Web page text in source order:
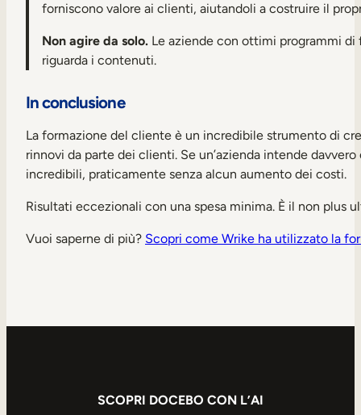
forniscono valore ai clienti, aiutandoli a costruire il
Non agire da solo. Le aziende con ottimi programmi
riguarda i contenuti.
In conclusione
La formazione del cliente è un incredibile strumento di
rinnovi da parte dei clienti. Se un’azienda intende
incredibili, praticamente senza alcun aumento dei costi.
Risultati eccezionali con una spesa minima. È il non plus
Vuoi saperne di più? Scopri come Wrike ha utilizzato la
SCOPRI DOCEBO CON L’AI